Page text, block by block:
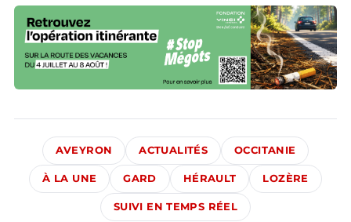
AVEYRON ACTUALITÉS OCCITANIE
À LA UNE GARD HÉRAULT LOZÈRE
SUIVI EN TEMPS RÉEL